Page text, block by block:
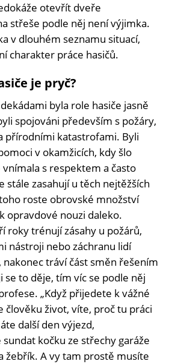
otevřít dveře
střeše podle něj není výjimka.
v dlouhém seznamu situací,
charakter práce hasičů.
je pryč?
byla role hasiče jasně
spojováni především s požáry,
přírodními katastrofami. Byli
v okamžicích, kdy šlo
s respektem a často
stále zasahují u těch nejtěžších
roste obrovské množství
opravdové nouzi daleko.
roky trénují zásahy u požárů,
nástroji nebo záchranu lidí
nakonec tráví část směn řešením
se to děje, tím víc se podle něj
„Když přijedete k vážné
člověku život, víte, proč tu práci
další den výjezd,
kočku ze střechy garáže
žebřík. A vy tam prostě musíte